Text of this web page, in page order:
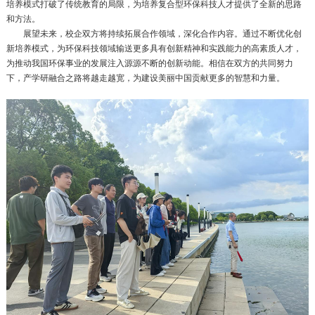
培养模式打破了传统教育的局限，为培养复合型环保科技人才提供了全新的思路
和方法。
展望未来，校企双方将持续拓展合作领域，深化合作内容。通过不断优化创
新培养模式，为环保科技领域输送更多具有创新精神和实践能力的高素质人才，
为推动我国环保事业的发展注入源源不断的创新动能。相信在双方的共同努力
下，产学研融合之路将越走越宽，为建设美丽中国贡献更多的智慧和力量。